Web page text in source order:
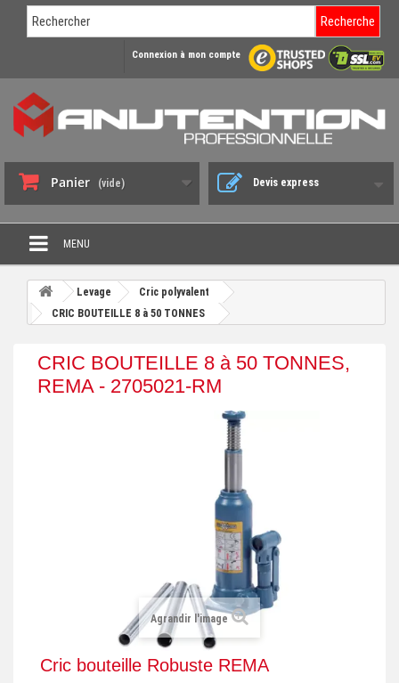
Recherche
Connexion à mon compte
Panier (vide) Devis express
MENU
PROMO DÉSTOCKAGE
CHARIOT DE MANUTENTION
BENNE BASCULANTE
Levage
Cric polyvalent
CRIC BOUTEILLE 8 à 50 TONNES
CRIC BOUTEILLE 8 à 50 TONNES,
REMA - 2705021-RM
Agrandir l'image
Cric bouteille Robuste REMA